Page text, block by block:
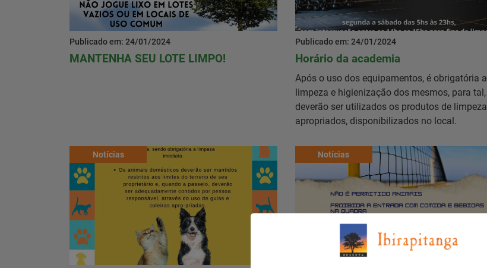
Publicado em: 24/01/2024
MANTENHA SEU LOTE LIMPO!
Publicado em: 24/01/2024
Horário da academia
Após o uso dos equipamentos, é obrigatória a
limpeza e higienização dos mesmos, para tal,
deverão ser utilizados os produtos de limpeza
apropriados, disponibilizados no local.
Notícias Notícias